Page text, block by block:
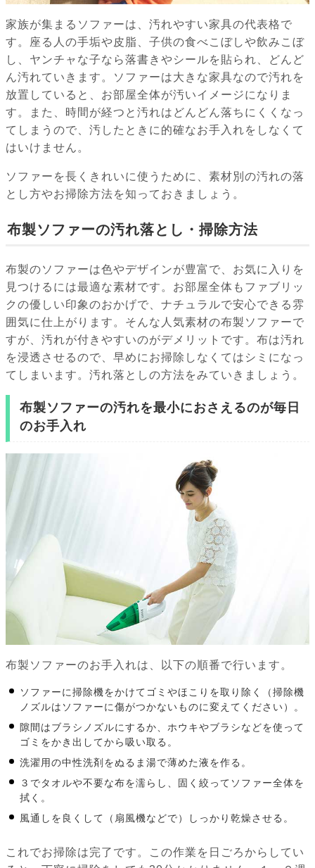
家族が集まるソファーは、汚れやすい家具の代表格で
す。座る人の手垢や皮脂、子供の食べこぼしや飲みこぼ
し、ヤンチャな子なら落書きやシールを貼られ、どんど
ん汚れていきます。ソファーは大きな家具なので汚れを
放置していると、お部屋全体が汚いイメージになりま
す。また、時間が経つと汚れはどんどん落ちにくくなっ
てしまうので、汚したときに的確なお手入れをしなくて
はいけません。
ソファーを長くきれいに使うために、素材別の汚れの落
とし方やお掃除方法を知っておきましょう。
布製ソファーの汚れ落とし・掃除方法
布製のソファーは色やデザインが豊富で、お気に入りを
見つけるには最適な素材です。お部屋全体もファブリッ
クの優しい印象のおかげで、ナチュラルで安心できる雰
囲気に仕上がります。そんな人気素材の布製ソファーで
すが、汚れが付きやすいのがデメリットです。布は汚れ
を浸透させるので、早めにお掃除しなくてはシミになっ
てしまいます。汚れ落としの方法をみていきましょう。
布製ソファーの汚れを最小におさえるのが毎日
のお手入れ
布製ソファーのお手入れは、以下の順番で行います。
ソファーに掃除機をかけてゴミやほこりを取り除く（掃除機
ノズルはソファーに傷がつかないものに変えてください）。
隙間はブラシノズルにするか、ホウキやブラシなどを使って
ゴミをかき出してから吸い取る。
洗濯用の中性洗剤をぬるま湯で薄めた液を作る。
３でタオルや不要な布を濡らし、固く絞ってソファー全体を
拭く。
風通しを良くして（扇風機などで）しっかり乾燥させる。
これでお掃除は完了です。この作業を日ごろからしてい